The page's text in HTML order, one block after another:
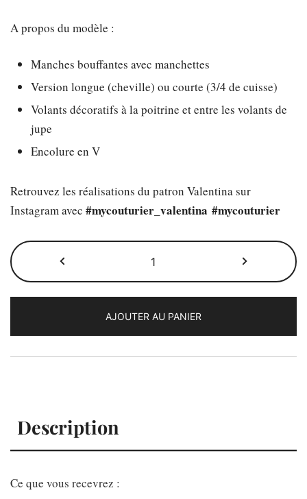
A propos du modèle :
Manches bouffantes avec manchettes
Version longue (cheville) ou courte (3/4 de cuisse)
Volants décoratifs à la poitrine et entre les volants de
jupe
Encolure en V
Retrouvez les réalisations du patron Valentina sur
Instagram avec #mycouturier_valentina #mycouturier
de
Le
Valentina
AJOUTER AU PANIER
Description
Ce que vous recevrez :